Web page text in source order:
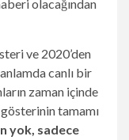
olacağından
ve 2020’den
canlı bir
zaman içinde
tamamı
yok, sadece